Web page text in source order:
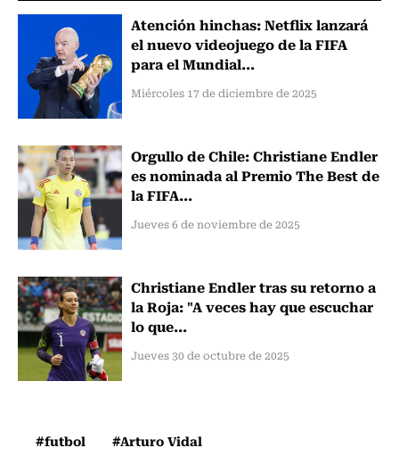
Atención hinchas: Netflix lanzará
el nuevo videojuego de la FIFA
para el Mundial...
Miércoles 17 de diciembre de 2025
Orgullo de Chile: Christiane Endler
es nominada al Premio The Best de
la FIFA...
Jueves 6 de noviembre de 2025
Christiane Endler tras su retorno a
la Roja: "A veces hay que escuchar
lo que...
Jueves 30 de octubre de 2025
#futbol #Arturo Vidal